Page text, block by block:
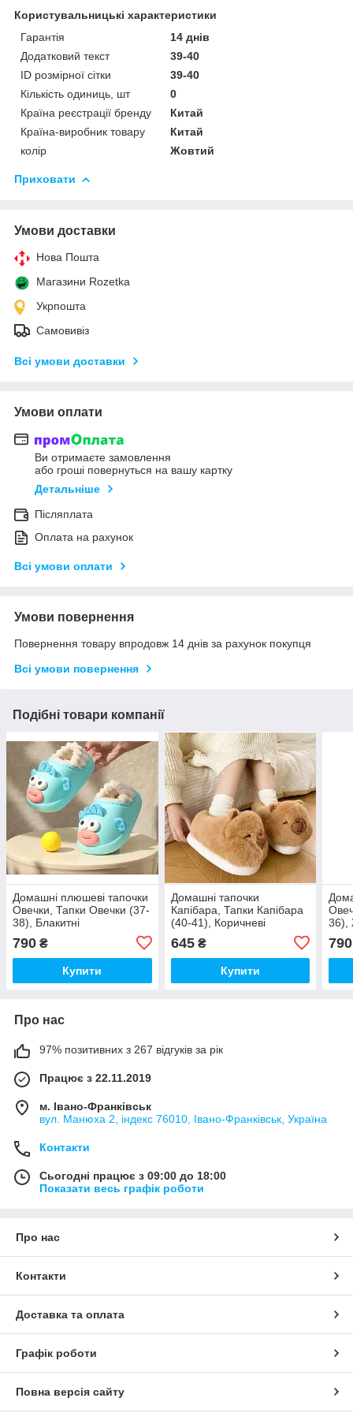
Користувальницькі характеристики
Гарантія
14 днів
Додатковий текст
39-40
ID розмірної сітки
39-40
Кількість одиниць, шт
0
Країна реєстрації бренду
Китай
Країна-виробник товару
Китай
колір
Жовтий
Приховати
Умови доставки
Нова Пошта
Магазини Rozetka
Укрпошта
Самовивіз
Всі умови доставки
Умови оплати
Ви отримаєте замовлення
або гроші повернуться на вашу картку
Детальніше
Післяплата
Оплата на рахунок
Всі умови оплати
Умови повернення
Повернення товару впродовж 14 днів за рахунок покупця
Всі умови повернення
Подібні товари компанії
Домашні плюшеві тапочки
Овечки, Тапки Овечки (37-
38), Блакитні
790 ₴
Купити
Домашні тапочки
Капібара, Тапки Капібара
(40-41), Коричневі
645₴
Купити
36),
790
Про нас
97% позитивних з 267 відгуків за рік
Працює з 22.11.2019
м. Івано-Франківськ
вул. Манюха 2, індекс 76010, Івано-Франківськ, Україна
Контакти
Сьогодні працює з 09:00 до 18:00
Показати весь графік роботи
Про нас
Контакти
Доставка та оплата
Графік роботи
Повна версія сайту